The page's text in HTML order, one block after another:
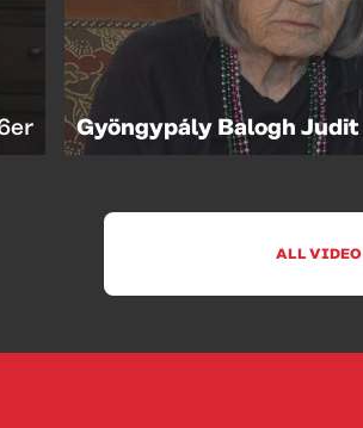
Gyöngypály Balogh Judit
ALL VIDEO